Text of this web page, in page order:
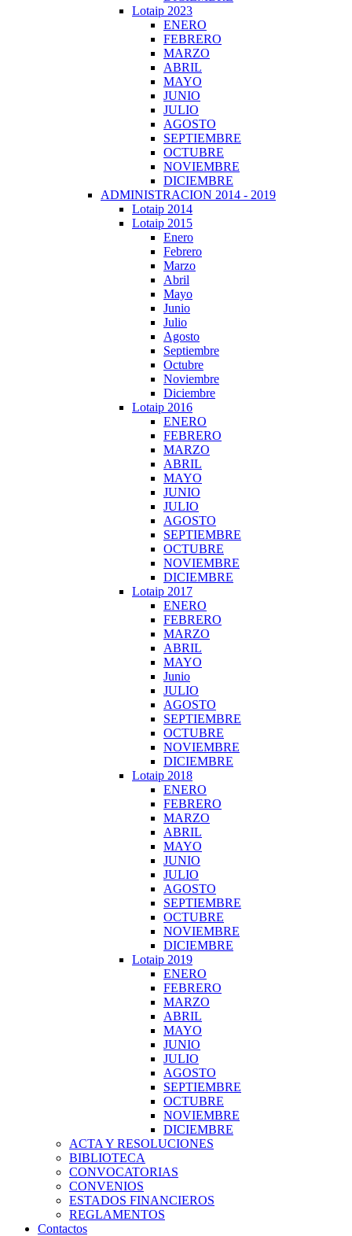
Lotaip 2023
ENERO
FEBRERO
MARZO
ABRIL
MAYO
JUNIO
JULIO
AGOSTO
SEPTIEMBRE
OCTUBRE
NOVIEMBRE
DICIEMBRE
ADMINISTRACION 2014 - 2019
Lotaip 2014
Lotaip 2015
Enero
Febrero
Marzo
Abril
Mayo
Junio
Julio
Agosto
Septiembre
Octubre
Noviembre
Diciembre
Lotaip 2016
ENERO
FEBRERO
MARZO
ABRIL
MAYO
JUNIO
JULIO
AGOSTO
SEPTIEMBRE
OCTUBRE
NOVIEMBRE
DICIEMBRE
Lotaip 2017
ENERO
FEBRERO
MARZO
ABRIL
MAYO
Junio
JULIO
AGOSTO
SEPTIEMBRE
OCTUBRE
NOVIEMBRE
DICIEMBRE
Lotaip 2018
ENERO
FEBRERO
MARZO
ABRIL
MAYO
JUNIO
JULIO
AGOSTO
SEPTIEMBRE
OCTUBRE
NOVIEMBRE
DICIEMBRE
Lotaip 2019
ENERO
FEBRERO
MARZO
ABRIL
MAYO
JUNIO
JULIO
AGOSTO
SEPTIEMBRE
OCTUBRE
NOVIEMBRE
DICIEMBRE
ACTA Y RESOLUCIONES
BIBLIOTECA
CONVOCATORIAS
CONVENIOS
ESTADOS FINANCIEROS
REGLAMENTOS
Contactos